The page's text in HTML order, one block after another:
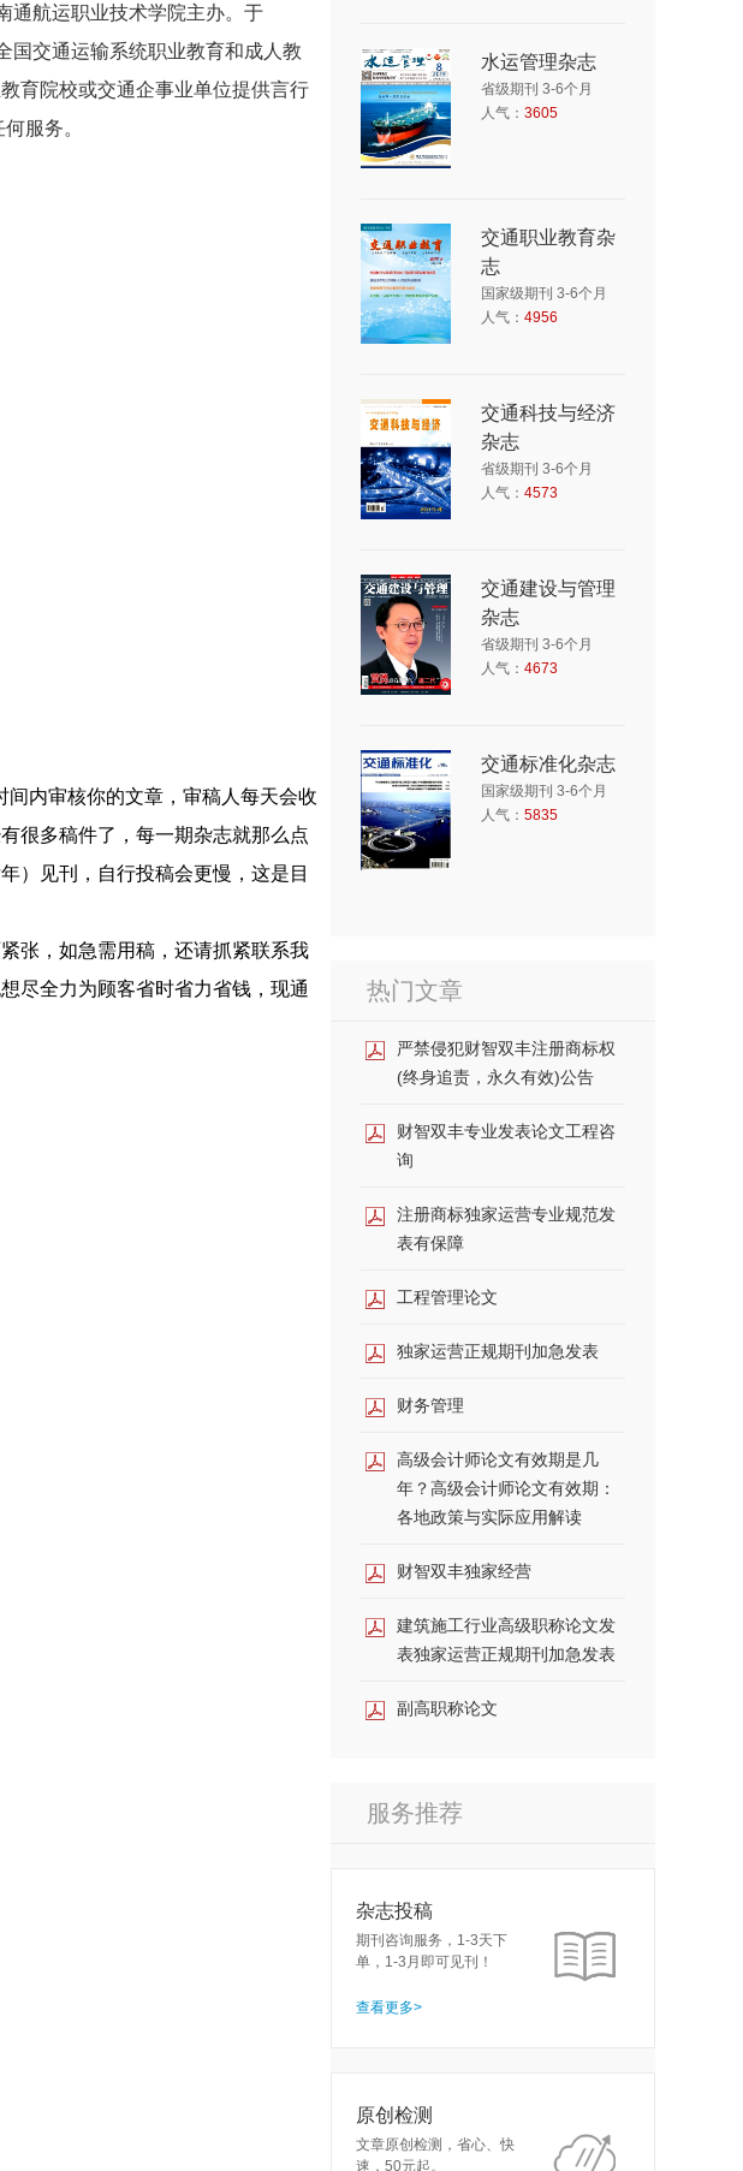
通航运职业技术学院主办。于
国交通运输系统职业教育和成人教
育院校或交通企事业单位提供言行
服务。
内审核你的文章，审稿人每天会收
很多稿件了，每一期杂志就那么点
）见刊，自行投稿会更慢，这是目
张，如急需用稿，还请抓紧联系我
尽全力为顾客省时省力省钱，现通
水运管理杂志
省级期刊 3-6个月
人气： 3605
交通职业教育杂
志
国家级期刊 3-6个月
人气： 4956
交通科技与经济
杂志
省级期刊 3-6个月
人气： 4573
交通建设与管理
杂志
省级期刊 3-6个月
人气： 4673
交通标准化杂志
国家级期刊 3-6个月
人气： 5835
热门文章
严禁侵犯财智双丰注册商标权
(终身追责，永久有效)公告
财智双丰专业发表论文工程咨
询
注册商标独家运营专业规范发
表有保障
工程管理论文
独家运营正规期刊加急发表
财务管理
高级会计师论文有效期是几
年？高级会计师论文有效期：
各地政策与实际应用解读
财智双丰独家经营
建筑施工行业高级职称论文发
表独家运营正规期刊加急发表
副高职称论文
服务推荐
杂志投稿
期刊咨询服务，1-3天下
单，1-3月即可见刊！
查看更多>
原创检测
文章原创检测，省心、快
速，50元起。